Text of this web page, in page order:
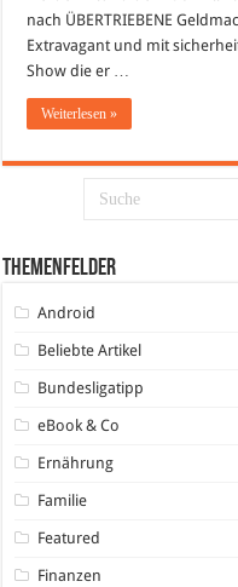
nach ÜBERTRIEBENE
Extravagant und mit
Show die er …
Weiterlesen »
Themenfelder
Android
Beliebte Artikel
Bundesligatipp
eBook & Co
Ernährung
Familie
Featured
Finanzen